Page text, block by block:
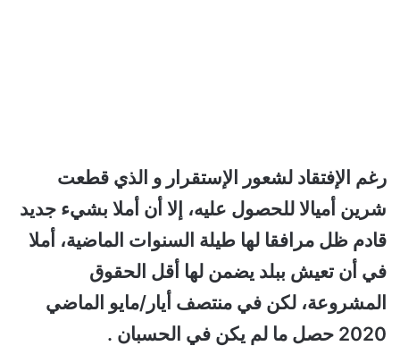
رغم الإفتقاد لشعور الإستقرار و الذي قطعت
شرين أميالا للحصول عليه، إلا أن أملا بشيء جديد
قادم ظل مرافقا لها طيلة السنوات الماضية، أملا
في أن تعيش ببلد يضمن لها أقل الحقوق
المشروعة، لكن في منتصف أيار/مايو الماضي
2020 حصل ما لم يكن في الحسبان .